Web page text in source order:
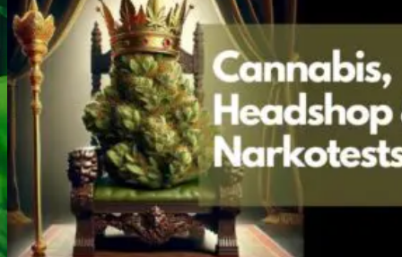
3-Parts grindere
4-Parts grindere
5-Parts grindere
Keramiske grindere
Røgelse
Røgelsespinde
Røgelseskegler
Salviebundter
Røgelsesholdere